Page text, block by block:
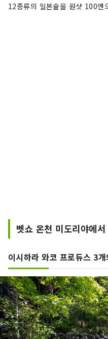
12종류의 일본술을 원샷 100엔
벳쇼 온천 미도리야에
이시하라 와코 프로듀스 3